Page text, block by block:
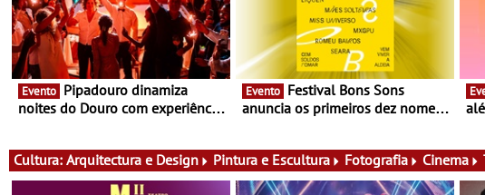
Evento
noites do Douro com experiência
Evento
anuncia os primeiros dez nomes
Cultura: Arquitectura e Design Pintura e Escultura Fotografia Cinema